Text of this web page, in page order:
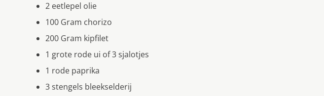
2 eetlepel olie
100 Gram chorizo
200 Gram kipfilet
1 grote rode ui of 3 sjalotjes
1 rode paprika
3 stengels bleekselderij